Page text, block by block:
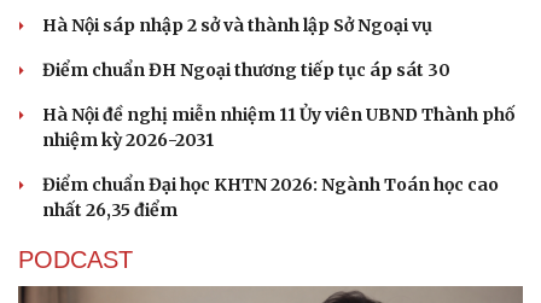
Văn hóa
Giải trí
Hà Nội sáp nhập 2 sở và thành lập Sở Ngoại vụ
Điểm chuẩn ĐH Ngoại thương tiếp tục áp sát 30
Hà Nội đề nghị miễn nhiệm 11 Ủy viên UBND Thành phố
nhiệm kỳ 2026-2031
Điểm chuẩn Đại học KHTN 2026: Ngành Toán học cao
nhất 26,35 điểm
PODCAST